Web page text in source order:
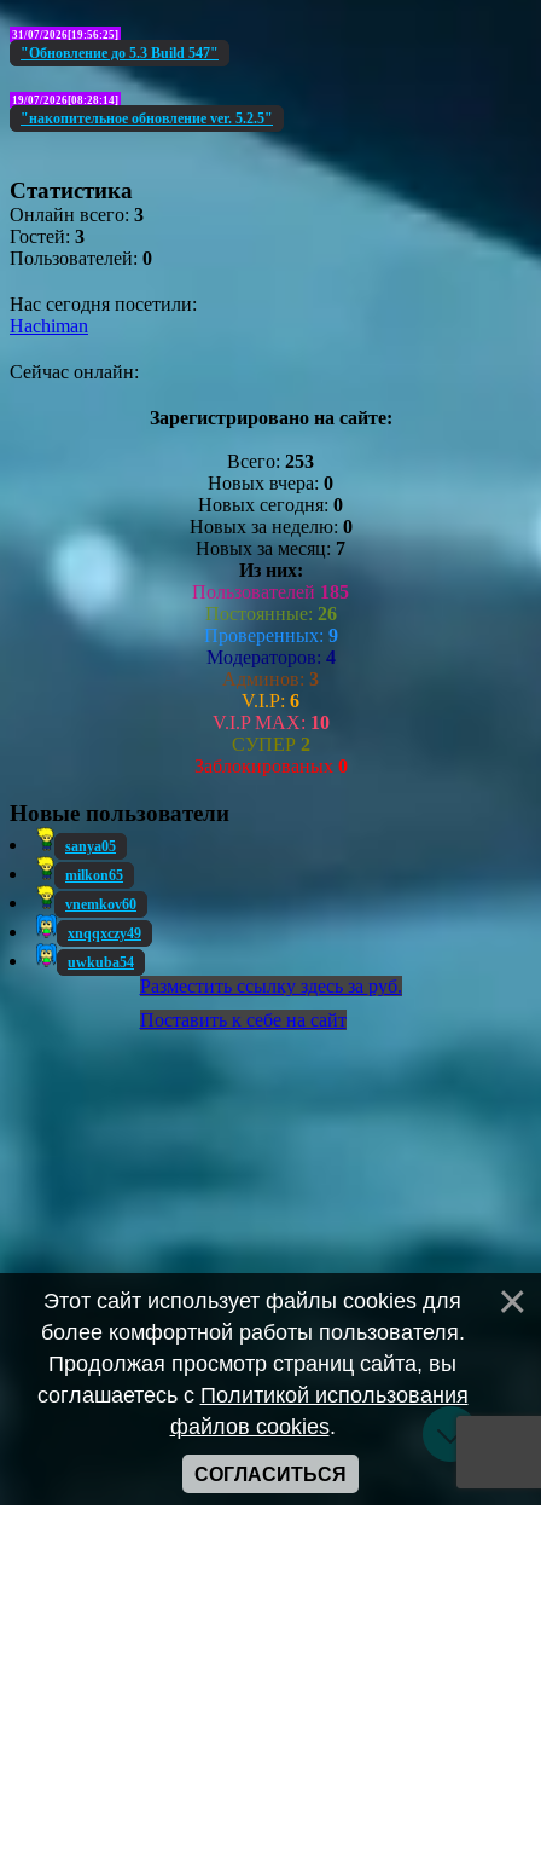
31/07/2026[19:56:25]
"Обновление до 5.3 Build 547"
19/07/2026[08:28:14]
"накопительное обновление ver. 5.2.5"
Статистика
Онлайн всего: 3
Гостей: 3
Пользователей: 0
Нас сегодня посетили:
Hachiman
Сейчас онлайн:
Зарегистрировано на сайте:
Всего: 253
Новых вчера: 0
Новых сегодня: 0
Новых за неделю: 0
Новых за месяц: 7
Из них:
Пользователей 185
Постоянные: 26
Проверенных: 9
Модераторов: 4
Админов: 3
V.I.P: 6
V.I.P MAX: 10
СУПЕР 2
Заблокированых 0
Новые пользователи
sanya05
milkon65
vnemkov60
xnqqxczy49
uwkuba54
Разместить ссылку здесь за руб.
Поставить к себе на сайт
Этот сайт использует файлы cookies для
более комфортной работы пользователя.
Продолжая просмотр страниц сайта, вы
соглашаетесь с Политикой использования
файлов cookies.
СОГЛАСИТЬСЯ